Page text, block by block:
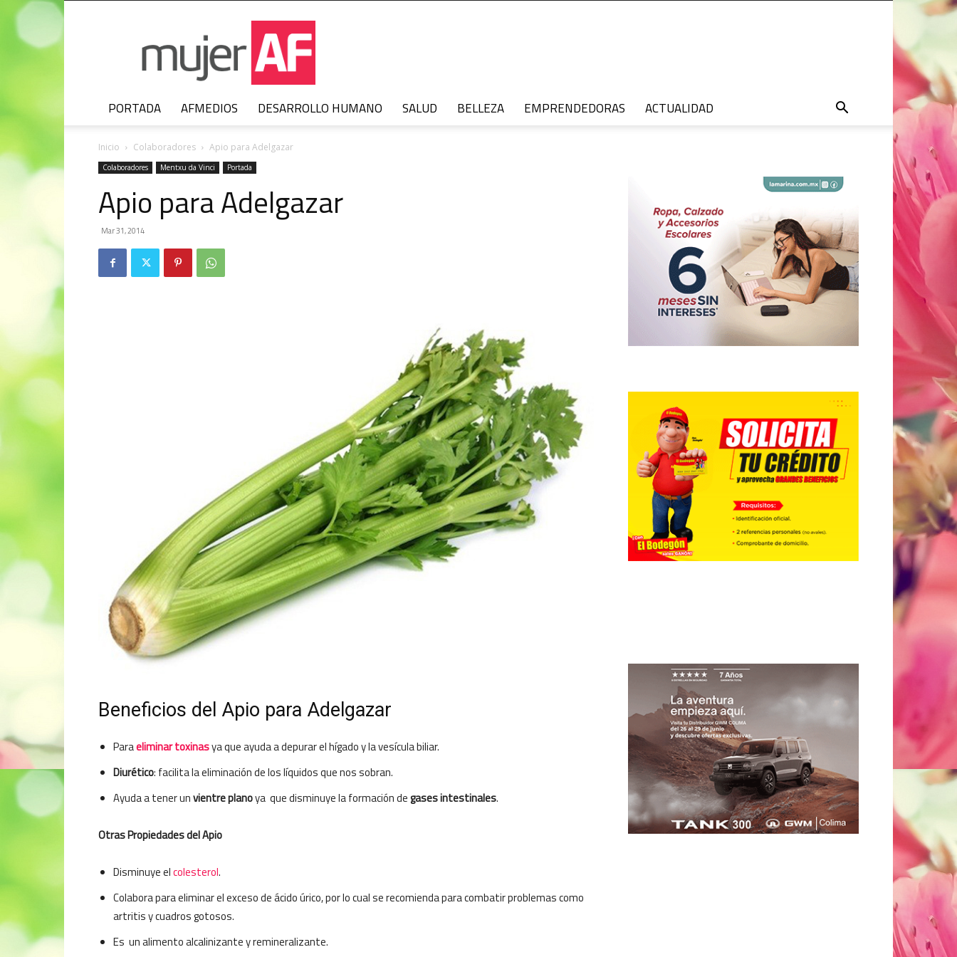
PORTADA AFMEDIOS DESARROLLO HUMANO SALUD BELLEZA EMPRENDEDORAS ACTUALIDAD
Inicio Colaboradores Apio para Adelgazar
Colaboradores Mentxu da Vinci Portada
Apio para Adelgazar
Mar 31, 2014
Beneficios del Apio para Adelgazar
Paraeliminar toxinasya que ayuda a depurar el hígado y la vesícula biliar.
Diurético: facilita la eliminación de los líquidos que nos sobran.
Ayuda a tener unvientre planoya que disminuye la formación degases intestinales.
Otras Propiedades del Apio
Disminuye elcolesterol.
Colabora para eliminar el exceso de ácido úrico, por lo cual se recomienda para combatir problemas como
artritis y cuadros gotosos.
Es un alimento alcalinizante y remineralizante.